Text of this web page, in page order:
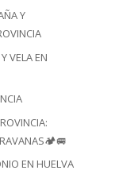
Y
VELA EN
EN HUELVA